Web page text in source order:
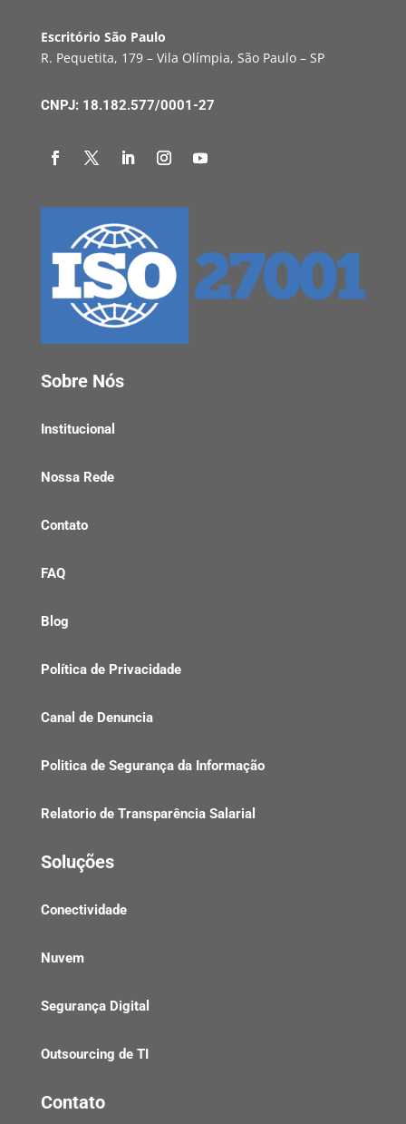
Escritório São Paulo
R. Pequetita, 179 – Vila Olímpia, São Paulo – SP
CNPJ: 18.182.577/0001-27
Sobre Nós
Institucional
Nossa Rede
Contato
FAQ
Blog
Política de Privacidade
Canal de Denuncia
Politica de Segurança da Informação
Relatorio de Transparência Salarial
Soluções
Conectividade
Nuvem
Segurança Digital
Outsourcing de TI
Contato